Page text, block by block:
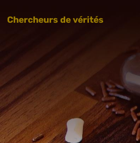
Chercheurs de vérités